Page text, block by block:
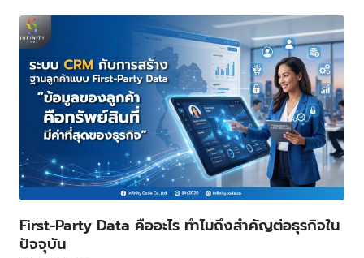
First-Party Data คืออะไร ทำไมถึงสำคัญต่อธุรกิจใน
ปัจจุบัน